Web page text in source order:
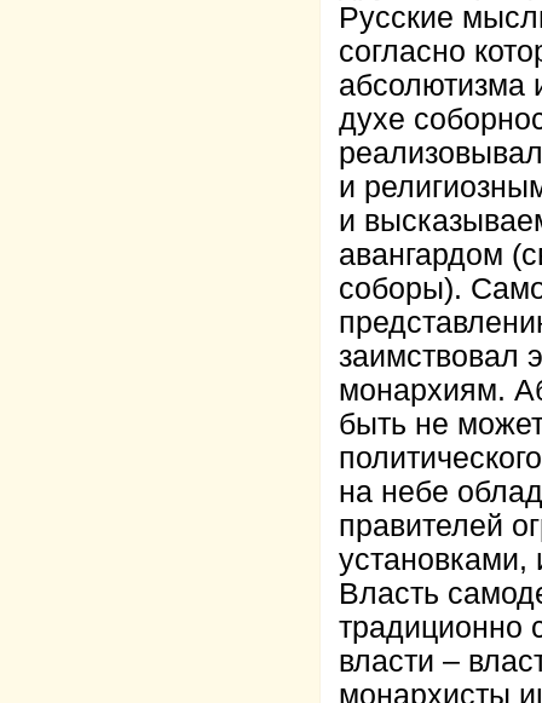
Русские
согласно
абсолютизма
духе
и
и
авангардом
соборы).
заимствовал
монархиям.
быть не
на небе
правителей
Власть
традиционно
власти –
монархисты